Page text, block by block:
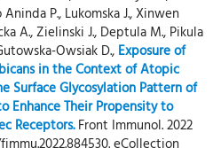
P., Lukomska J., Xinwen
A., Zielinski J., Deptula M., Pikula
Owsiak D., Exposure of
in the Context of Atopic
Surface Glycosylation Pattern of
Enhance Their Propensity to
Receptors. Front Immunol. 2022
eCollection